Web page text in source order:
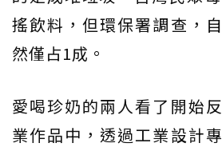
搖飲料，但環保署調查，
然僅占1成。
愛喝珍奶的兩人看了開始
業作品中，透過工業設計